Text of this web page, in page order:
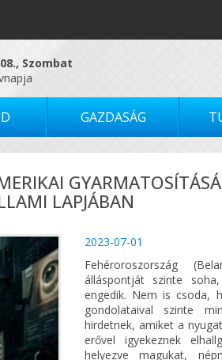
Szombat
GAZDASÁG
LAPJÁBAN
2023-07-01
Fehéroroszország
álláspontját szinte
engedik. Nem is csoda,
gondolataival szinte
hirdetnek, amiket a
erővel igyekeznek
helyezve magukat,